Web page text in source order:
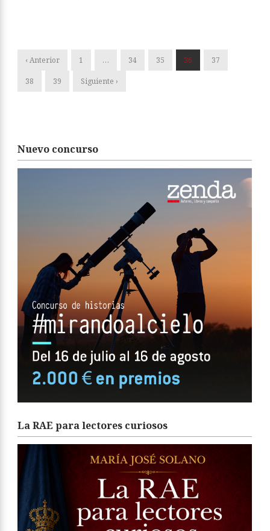
‹ Anterior 1 … 34 35 36 37
38 39 Siguiente ›
Nuevo concurso
La RAE para lectores curiosos